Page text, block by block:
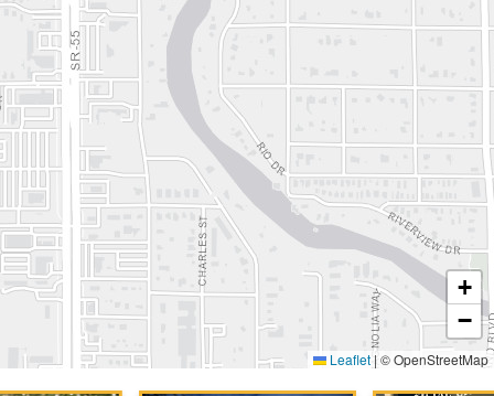
+
−
Leaflet | © OpenStreetMap